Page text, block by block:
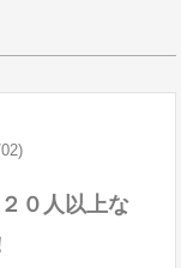
０人以上な